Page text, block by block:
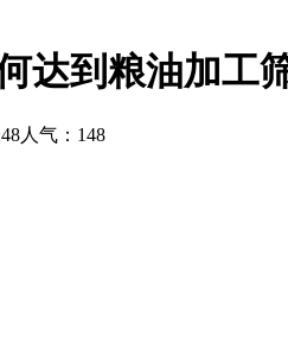
达到粮油加工
人气：148